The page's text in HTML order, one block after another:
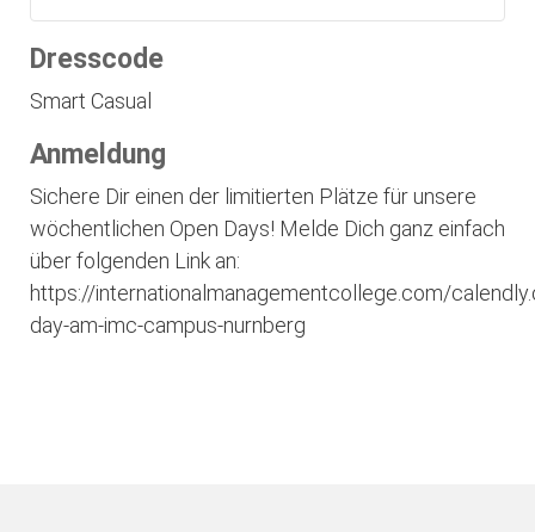
Dresscode
Smart Casual
Anmeldung
Sichere Dir einen der limitierten Plätze für unsere
wöchentlichen Open Days! Melde Dich ganz einfach
über folgenden Link an:
https://internationalmanagementcollege.com/
day-am-imc-campus-nurnberg